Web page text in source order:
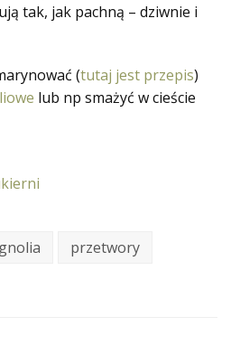
tak, jak pachną – dziwnie i
(tutaj jest przepis)
lub np smażyć w cieście
przetwory